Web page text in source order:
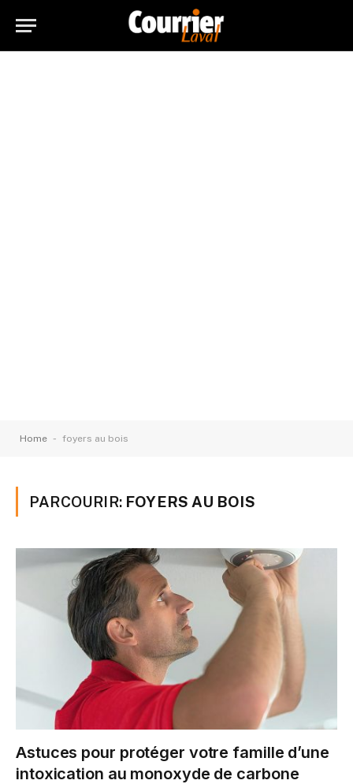
Home - foyers au bois
PARCOURIR: FOYERS AU BOIS
Astuces pour protéger votre famille d’une
intoxication au monoxyde de carbone